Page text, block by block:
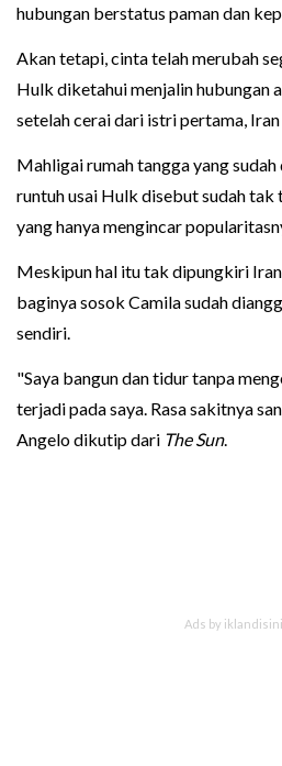
hubungan berstatus paman dan
Akan tetapi, cinta telah merubah
Hulk diketahui menjalin hubungan
setelah cerai dari istri pertama,
Mahligai rumah tangga yang
runtuh usai Hulk disebut sudah tak
yang hanya mengincar
Meskipun hal itu tak dipungkiri
baginya sosok Camila sudah
sendiri.
"Saya bangun dan tidur tanpa
terjadi pada saya. Rasa sakitnya
Angelo dikutip dari The Sun.